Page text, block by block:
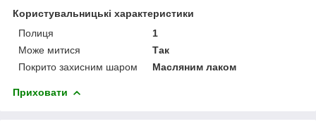
Користувальницькі характеристики
Полиця
1
Може митися
Так
Покрито захисним шаром
Масляним лаком
Приховати